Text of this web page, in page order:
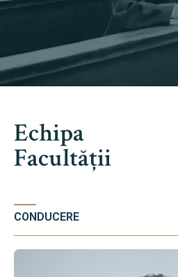
Echipa
Facultății
CONDUCERE